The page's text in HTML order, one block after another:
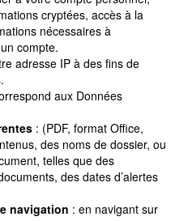
cryptées, accès à la
nécessaires à
compte.
adresse IP à des fins de
aux Données
: (PDF, format Office,
des noms de dossier, ou
telles que des
des dates d’alertes
navigation : en navigant sur